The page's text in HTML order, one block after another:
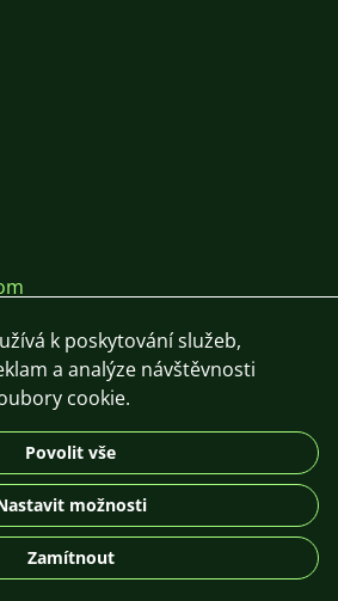
DE
© 2026 For Aquarist
k poskytování služeb,
a analýze návštěvnosti
cookie.
Povolit vše
možnosti
Zamítnout